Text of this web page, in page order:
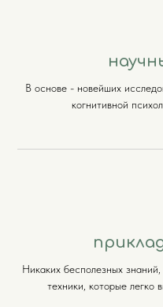
В основе - новейших
когнитивной
Никаких бесполезных
техники, которые легко